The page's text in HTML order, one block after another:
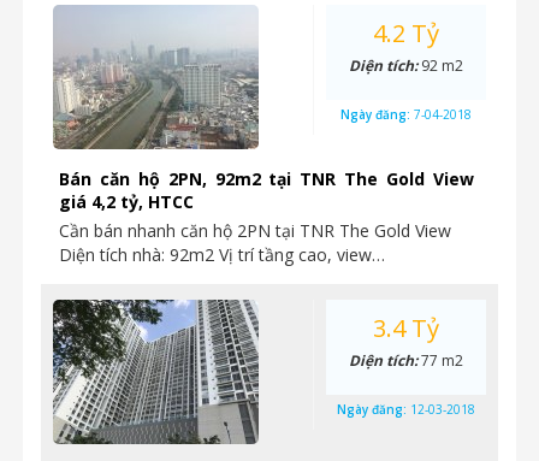
Bán căn hộ 2PN, 92m2 tại TNR The Gold View
giá 4,2 tỷ, HTCC
Cần bán nhanh căn hộ 2PN tại TNR The Gold View
Diện tích nhà: 92m2 Vị trí tầng cao, view…
4.2 Tỷ
Diện tích:92 m2
Ngày đăng: 7-04-2018
3.4 Tỷ
Diện tích:77 m2
Ngày đăng: 12-03-2018